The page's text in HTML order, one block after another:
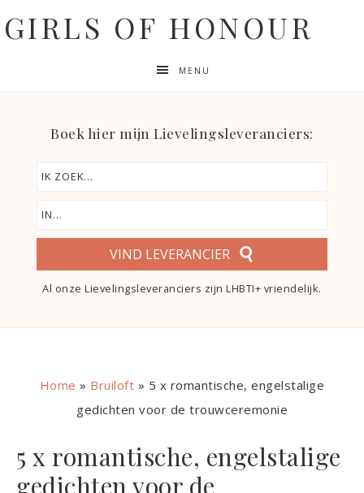
GIRLS OF HONOUR
MENU
Boek hier mijn Lievelingsleveranciers:
VIND LEVERANCIER
Al onze Lievelingsleveranciers zijn LHBTI+ vriendelijk.
Home » Bruiloft » 5 x romantische, engelstalige
gedichten voor de trouwceremonie
5 x romantische, engelstalige
gedichten voor de